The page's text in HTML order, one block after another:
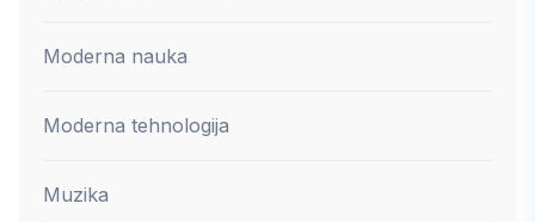
Moderna nauka
Moderna tehnologija
Muzika